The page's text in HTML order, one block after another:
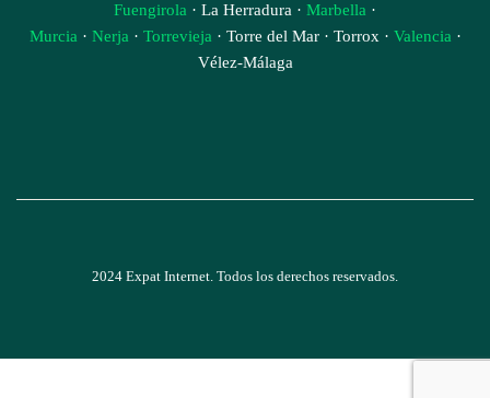
Fuengirola · La Herradura · Marbella ·
Murcia · Nerja · Torrevieja · Torre del Mar · Torrox · Valencia ·
Vélez-Málaga
2024 Expat Internet. Todos los derechos reservados.